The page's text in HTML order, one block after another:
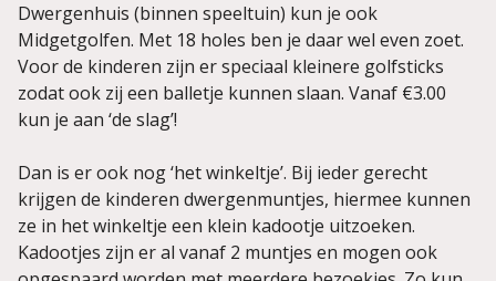
Dwergenhuis (binnen speeltuin) kun je ook
Midgetgolfen. Met 18 holes ben je daar wel even zoet.
Voor de kinderen zijn er speciaal kleinere golfsticks
zodat ook zij een balletje kunnen slaan. Vanaf €3.00
kun je aan ‘de slag’!
Dan is er ook nog ‘het winkeltje’. Bij ieder gerecht
krijgen de kinderen dwergenmuntjes, hiermee kunnen
ze in het winkeltje een klein kadootje uitzoeken.
Kadootjes zijn er al vanaf 2 muntjes en mogen ook